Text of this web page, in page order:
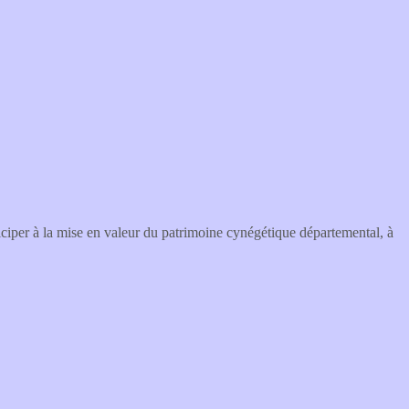
à la mise en valeur du patrimoine cynégétique départemental, à